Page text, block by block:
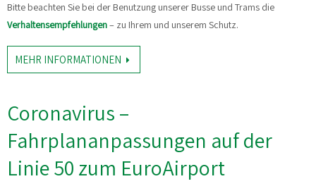
Bitte beachten Sie bei der Benutzung unserer Busse und Trams die
Verhaltensempfehlungen– zu Ihrem und unserem Schutz.
MEHR INFORMATIONEN
Coronavirus –
Fahrplananpassungen auf der
Linie 50 zum EuroAirport